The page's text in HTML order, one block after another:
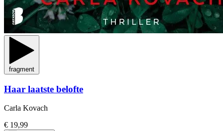
fragment
Haar laatste belofte
Carla Kovach
€ 19,99